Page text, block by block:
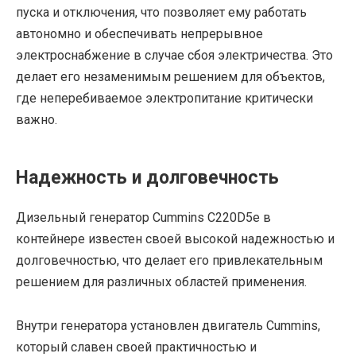
пуска и отключения, что позволяет ему работать
автономно и обеспечивать непрерывное
электроснабжение в случае сбоя электричества. Это
делает его незаменимым решением для объектов,
где неперебиваемое электропитание критически
важно.
Надежность и долговечность
Дизельный генератор Cummins C220D5e в
контейнере известен своей высокой надежностью и
долговечностью, что делает его привлекательным
решением для различных областей применения.
Внутри генератора установлен двигатель Cummins,
который славен своей практичностью и